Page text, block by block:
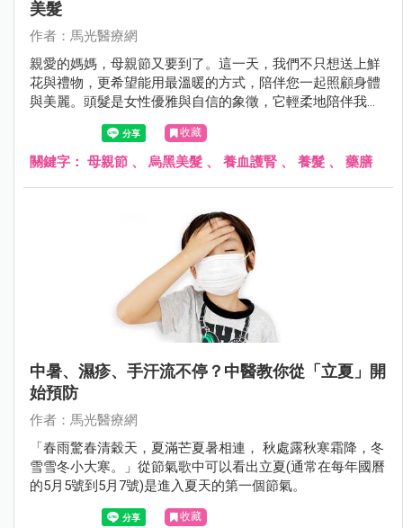
美髮
作者：馬光醫療網
親愛的媽媽，母親節又要到了。這一天，我們不只想送上鮮
花與禮物，更希望能用最溫暖的方式，陪伴您一起照顧身體
與美麗。頭髮是女性優雅與自信的象徵，它輕柔地陪伴我們
走過每一個日子。
收藏
關鍵字： 母親節 、 烏黑美髮 、 養血護腎 、 養髮 、 藥膳
中暑、濕疹、手汗流不停？中醫教你從「立夏」開
始預防
作者：馬光醫療網
「春雨驚春清穀天，夏滿芒夏暑相連， 秋處露秋寒霜降，冬
雪雪冬小大寒。」從節氣歌中可以看出立夏(通常在每年國曆
的5月5號到5月7號)是進入夏天的第一個節氣。
收藏